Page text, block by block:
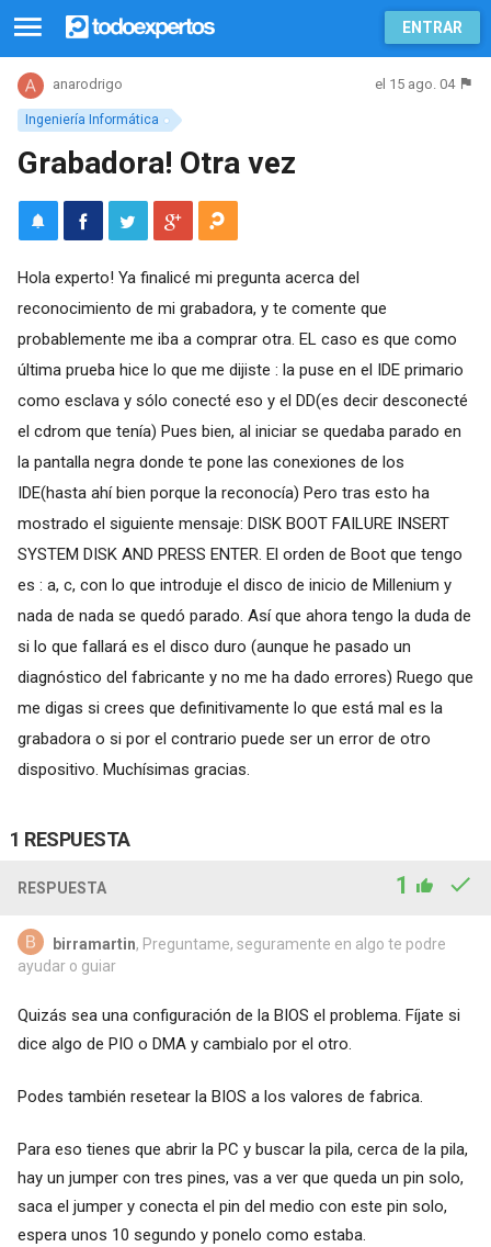
ENTRAR
Ingeniería Informática
anarodrigo el 15 ago. 04
Grabadora! Otra vez
Hola experto! Ya finalicé mi pregunta acerca del
reconocimiento de mi grabadora, y te comente que
probablemente me iba a comprar otra. EL caso es que como
última prueba hice lo que me dijiste : la puse en el IDE primario
como esclava y sólo conecté eso y el DD(es decir desconecté
el cdrom que tenía) Pues bien, al iniciar se quedaba parado en
la pantalla negra donde te pone las conexiones de los
IDE(hasta ahí bien porque la reconocía) Pero tras esto ha
mostrado el siguiente mensaje: DISK BOOT FAILURE INSERT
SYSTEM DISK AND PRESS ENTER. El orden de Boot que tengo
es : a, c, con lo que introduje el disco de inicio de Millenium y
nada de nada se quedó parado. Así que ahora tengo la duda de
si lo que fallará es el disco duro (aunque he pasado un
diagnóstico del fabricante y no me ha dado errores) Ruego que
me digas si crees que definitivamente lo que está mal es la
grabadora o si por el contrario puede ser un error de otro
dispositivo. Muchísimas gracias.
1 RESPUESTA
RESPUESTA 1
birramartin, Preguntame, seguramente en algo te podre
ayudar o guiar
Quizás sea una configuración de la BIOS el problema. Fíjate si
dice algo de PIO o DMA y cambialo por el otro.
Podes también resetear la BIOS a los valores de fabrica.
Para eso tienes que abrir la PC y buscar la pila, cerca de la pila,
hay un jumper con tres pines, vas a ver que queda un pin solo,
saca el jumper y conecta el pin del medio con este pin solo,
espera unos 10 segundo y ponelo como estaba.